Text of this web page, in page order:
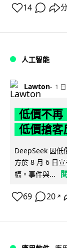
14
人工智能
Lawton 1 日
低價不再
低價搶客
DeepSeek 因低
方於 8 月 6 日
幅。事件與...
69 20 ↗